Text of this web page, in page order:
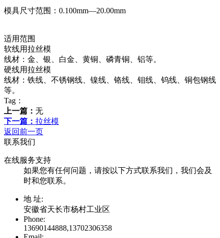
模具尺寸范围：0.100mm—20.00mm
适用范围
软线用拉丝模
线材：金、银、白金、黄铜、磷青铜、铝等。
硬线用拉丝模
线材：铁线、不锈钢线、镍线、铬线、钼线、钨线、铜包钢线
等。
Tag：
上一篇： 无
下一篇： 拉丝模
返回前一页
联系我们
在线服务支持
如果您有任何问题，请按以下方式联系我们，我们会及
时和您联系。
地 址:
安徽省天长市杨村工业区
Phone:
13690144888,13702306358